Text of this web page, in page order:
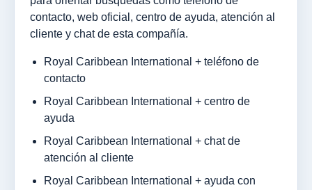
contacto, web oficial, centro de ayuda, atención al
cliente y chat de esta compañía.
Royal Caribbean International + teléfono de
contacto
Royal Caribbean International + centro de
ayuda
Royal Caribbean International + chat de
atención al cliente
Royal Caribbean International + ayuda con